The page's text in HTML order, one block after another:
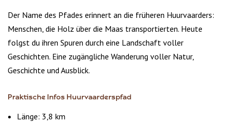
Der Name des Pfades erinnert an die früheren Huurvaarders:
Menschen, die Holz über die Maas transportierten. Heute
folgst du ihren Spuren durch eine Landschaft voller
Geschichten. Eine zugängliche Wanderung voller Natur,
Geschichte und Ausblick.
Praktische Infos Huurvaarderspfad
Länge: 3,8 km